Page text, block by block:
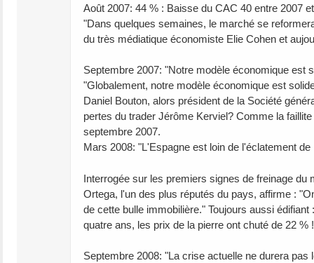
Août 2007: 44 % : Baisse du CAC 40 entre 2007
"Dans quelques semaines, le marché se
du très médiatique économiste Elie Cohen et
Septembre 2007: "Notre modèle économique est
"Globalement, notre modèle économique est
Daniel Bouton, alors président de la Société
pertes du trader Jérôme Kerviel? Comme la
septembre 2007.
Mars 2008: "L'Espagne est loin de l'éclatement
Interrogée sur les premiers signes de freinage
Ortega, l'un des plus réputés du pays, affirme :
de cette bulle immobilière." Toujours aussi
quatre ans, les prix de la pierre ont chuté de 22 %
Septembre 2008: "La crise actuelle ne durera pas